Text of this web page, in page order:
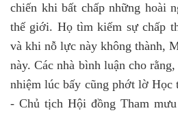
chiến khi bất chấp những hoài
thế giới. Họ tìm kiếm sự chấp
và khi nỗ lực này không thành,
này. Các nhà bình luận cho
nhiệm lúc bấy cũng phớt lờ Học
- Chủ tịch Hội đồng Tham